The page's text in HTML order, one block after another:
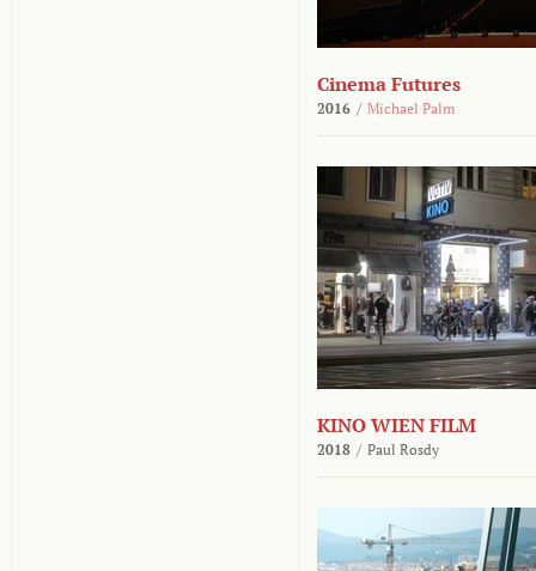
Cinema Futures
2016 / Michael Palm
KINO WIEN FILM
2018 / Paul Rosdy